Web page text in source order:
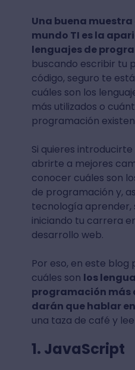
Una buena
mundo TI es la
lenguajes de
buscando escribir tu
código, seguro te
cuáles son los
más utilizados o
programación
Si quieres
abrirte a mejores
conocer cuáles son
de programación y,
tecnología aprender,
iniciando tu carrera
desarrollo web.
Por eso, en este
cuáles son los
programación más
darán que hablar
una taza de café y
1. JavaScript